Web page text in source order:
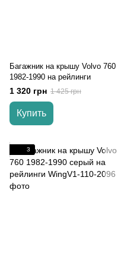
Багажник на крышу Volvo 760
1982-1990 на рейлинги
1 320 грн 1 425 грн
Купить
3